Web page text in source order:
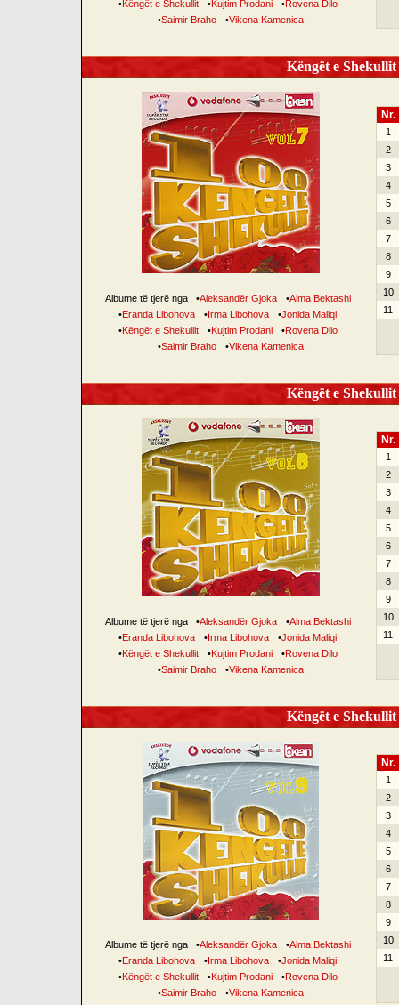
•Këngët e Shekullit •Kujtim Prodani •Rovena Dilo
•Saimir Braho •Vikena Kamenica
Këngët e
Albume të tjerë nga •Aleksandër Gjoka •Alma Bektashi
•Eranda Libohova •Irma Libohova •Jonida Maliqi
•Këngët e Shekullit •Kujtim Prodani •Rovena Dilo
•Saimir Braho •Vikena Kamenica
Nr.
1
2
3
4
5
6
7
8
9
10
11
Këngët e
Albume të tjerë nga •Aleksandër Gjoka •Alma Bektashi
•Eranda Libohova •Irma Libohova •Jonida Maliqi
•Këngët e Shekullit •Kujtim Prodani •Rovena Dilo
•Saimir Braho •Vikena Kamenica
Nr.
1
2
3
4
5
6
7
8
9
10
11
Këngët e
Albume të tjerë nga •Aleksandër Gjoka •Alma Bektashi
•Eranda Libohova •Irma Libohova •Jonida Maliqi
•Këngët e Shekullit •Kujtim Prodani •Rovena Dilo
•Saimir Braho •Vikena Kamenica
Nr.
1
2
3
4
5
6
7
8
9
10
11